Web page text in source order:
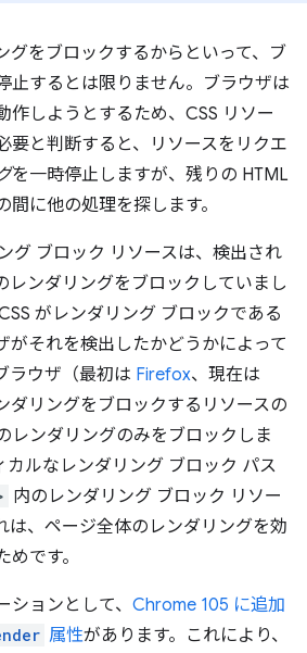
グをブロックするからといって、ブ
止するとは限りません。ブラウザは
作しようとするため、CSS リソー
要と判断すると、リソースをリクエ
を一時停止しますが、残りの HTML
間に他の処理を探します。
グ ブロック リソースは、検出され
レンダリングをブロックしていまし
がレンダリング ブロックである
がそれを検出したかどうかによって
ラウザ（最初は Firefox、現在は
ダリングをブロックするリソースの
レンダリングのみをブロックしま
カルなレンダリング ブロック パス
内のレンダリング ブロック リソー
は、ページ全体のレンダリングを効
です。
ョンとして、 Chrome 105 に追加
属性があります。これにより、